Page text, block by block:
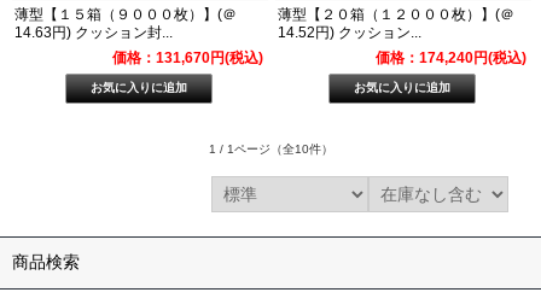
薄型【１５箱（９０００枚）】(＠
14.63円) クッション封...
価格：131,670円(税込)
薄型【２０箱（１２０００枚）】(＠
14.52円) クッション...
価格：174,240円(税込)
1 / 1ページ （全10件）
商品検索